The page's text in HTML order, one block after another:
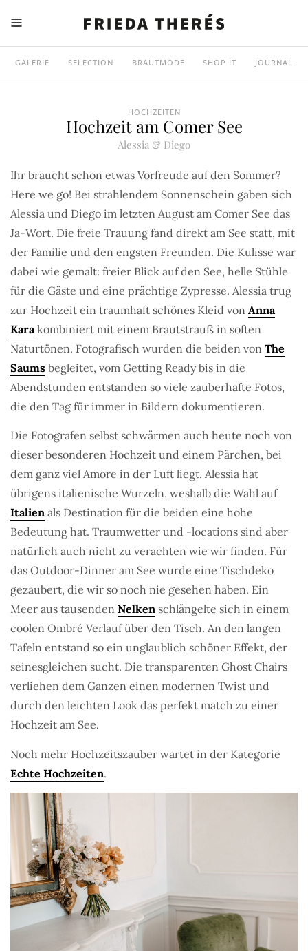
GALERIE SELECTION BRAUTMODE SHOP IT JOURNAL
HOCHZEITEN
Hochzeit am Comer See
Alessia & Diego
Ihr braucht schon etwas Vorfreude auf den Sommer?
Here we go! Bei strahlendem Sonnenschein gaben sich
Alessia und Diego im letzten August am Comer See das
Ja-Wort. Die freie Trauung fand direkt am See statt, mit
der Familie und den engsten Freunden. Die Kulisse war
dabei wie gemalt: freier Blick auf den See, helle Stühle
für die Gäste und eine prächtige Zypresse. Alessia trug
zur Hochzeit ein traumhaft schönes Kleid von Anna
Kara kombiniert mit einem Brautstrauß in soften
Naturtönen. Fotografisch wurden die beiden von The
Saums begleitet, vom Getting Ready bis in die
Abendstunden entstanden so viele zauberhafte Fotos,
die den Tag für immer in Bildern dokumentieren.
Die Fotografen selbst schwärmen auch heute noch von
dieser besonderen Hochzeit und einem Pärchen, bei
dem ganz viel Amore in der Luft liegt. Alessia hat
übrigens italienische Wurzeln, weshalb die Wahl auf
Italien als Destination für die beiden eine hohe
Bedeutung hat. Traumwetter und -locations sind aber
natürlich auch nicht zu verachten wie wir finden. Für
das Outdoor-Dinner am See wurde eine Tischdeko
gezaubert, die wir so noch nie gesehen haben. Ein
Meer aus tausenden Nelken schlängelte sich in einem
coolen Ombré Verlauf über den Tisch. An den langen
Tafeln entstand so ein unglaublich schöner Effekt, der
seinesgleichen sucht. Die transparenten Ghost Chairs
verliehen dem Ganzen einen modernen Twist und
durch den leichten Look das perfekt match zu einer
Hochzeit am See.
Noch mehr Hochzeitszauber wartet in der Kategorie
Echte Hochzeiten.